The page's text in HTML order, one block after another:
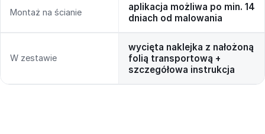
Montaż na ścianie
aplikacja możliwa po min. 14
dniach od malowania
W zestawie
wycięta naklejka z nałożoną
folią transportową +
szczegółowa instrukcja